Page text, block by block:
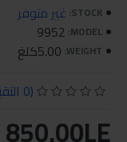
STOCK: غير متوفر
MODEL:
9952
WEIGHT: 5.00كلغ
(0 التقييمات)
850.00LE